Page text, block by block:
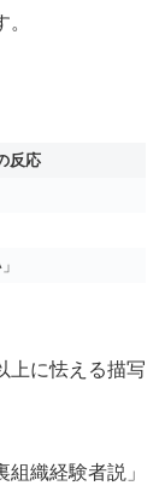
反応
上に怯える描写
織経験者説」